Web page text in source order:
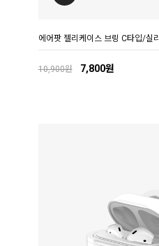
에어팟 젤리케이스 브링 C타입/실
10,900원 7,800원